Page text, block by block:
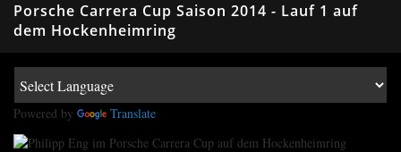
Porsche Carrera Cup Saison 2014 - Lauf 1 auf
dem Hockenheimring
Powered by Translate